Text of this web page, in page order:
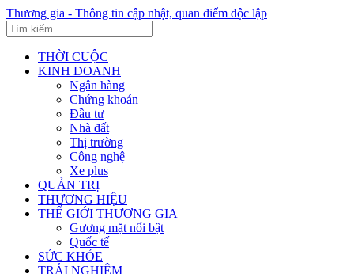
Thương gia - Thông tin cập nhật, quan điểm độc lập
THỜI CUỘC
KINH DOANH
Ngân hàng
Chứng khoán
Đầu tư
Nhà đất
Thị trường
Công nghệ
Xe plus
QUẢN TRỊ
THƯƠNG HIỆU
THẾ GIỚI THƯƠNG GIA
Gương mặt nổi bật
Quốc tế
SỨC KHỎE
TRẢI NGHIỆM